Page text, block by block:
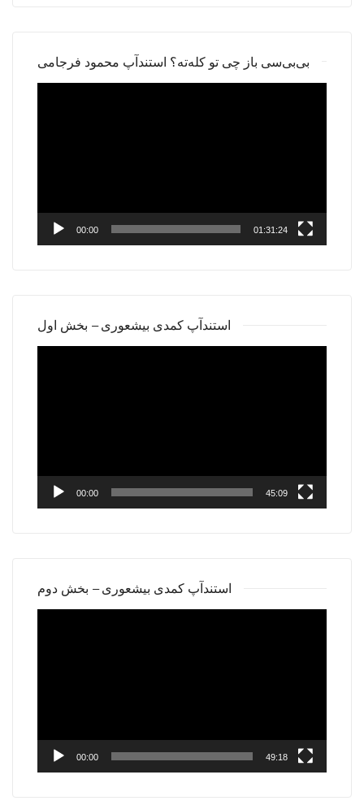
بی‌بی‌سی باز چی تو کله‌ته؟ استندآپ محمود فرجامی
00:00 01:31:24
استندآپ کمدی بیشعوری – بخش اول
00:00 45:09
استندآپ کمدی بیشعوری – بخش دوم
00:00 49:18